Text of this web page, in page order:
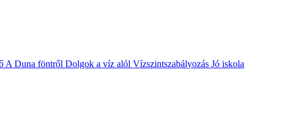
A Duna föntről Dolgok a víz alól Vízszintszabályozás Jó iskola